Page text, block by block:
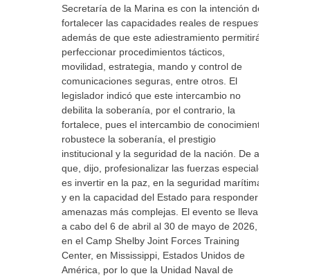
Secretaría de la Marina es con la intención de
fortalecer las capacidades reales de respuesta,
además de que este adiestramiento permitirá
perfeccionar procedimientos tácticos,
movilidad, estrategia, mando y control de
comunicaciones seguras, entre otros. El
legislador indicó que este intercambio no
debilita la soberanía, por el contrario, la
fortalece, pues el intercambio de conocimiento
robustece la soberanía, el prestigio
institucional y la seguridad de la nación. De ahí
que, dijo, profesionalizar las fuerzas especiales
es invertir en la paz, en la seguridad marítima
y en la capacidad del Estado para responder a
amenazas más complejas. El evento se llevará
a cabo del 6 de abril al 30 de mayo de 2026,
en el Camp Shelby Joint Forces Training
Center, en Mississippi, Estados Unidos de
América, por lo que la Unidad Naval de